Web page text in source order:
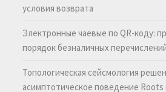
условия возврата
Электронные чаевые по QR-коду:
порядок безналичных
Топологическая сейсмология
асимптотическое поведение Roots